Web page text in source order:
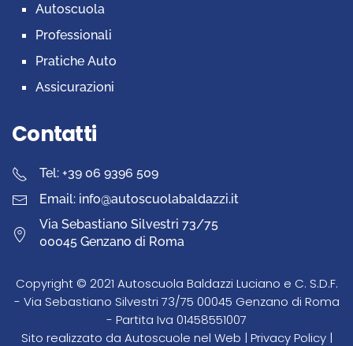
Autoscuola
Professionali
Pratiche Auto
Assicurazioni
Contatti
Tel: +39 06 9396 509
Email: info@autoscuolabaldazzi.it
Via Sebastiano Silvestri 73/75
00045 Genzano di Roma
Copyright © 2021 Autoscuola Baldazzi Luciano e C. S.D.F.
- Via Sebastiano Silvestri 73/75 00045 Genzano di Roma
- Partita Iva 01458551007
Sito realizzato da Autoscuole nel Web | Privacy Policy|